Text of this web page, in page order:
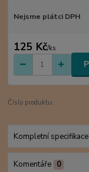
Nejsme plátci DPH
125 Kč/ks
Číslo produktu:
Kompletní specifikace
Komentáře 0